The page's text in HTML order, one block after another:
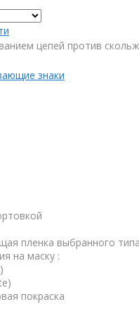
цепей против
знаки
пленка выбранного
на маску :
покраска